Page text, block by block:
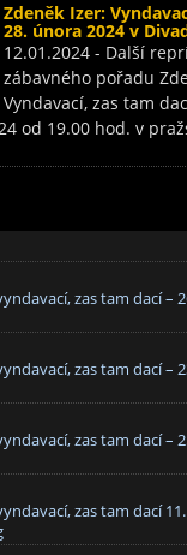
Zdeněk Izer:
28. února 2024 v
12.01.2024 - Další
zábavného pořadu
Vyndavací, zas tam
od 19.00 hod. v
zas tam dací –
zas tam dací –
zas tam dací –
zas tam dací